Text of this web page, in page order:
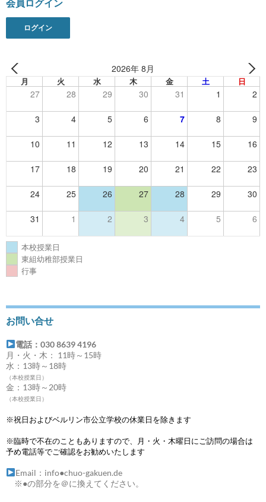
会員ログイン
ログイン
2026年 8月
月 火 水 木 金 土 日
27 28 29 30 31 1 2
3 4 5 6 7 8 9
10 11 12 13 14 15 16
17 18 19 20 21 22 23
24 25 26 27 28 29 30
31 1 2 3 4 5 6
本校授業日
東組幼稚部授業日
行事
お問い合せ
電話：030 8639 4196
月・火・木： 11時～15時
水：13時～18時
（本校授業日）
金：13時～20時
（本校授業日）
※祝日およびベルリン市公立学校の休業日を除きます
※臨時で不在のこともありますので、月・火・木曜日にご訪問の場合は
予め電話等でご確認をお勧めいたします
Email：info●chuo-gakuen.de
※●の部分を＠に換えてください。